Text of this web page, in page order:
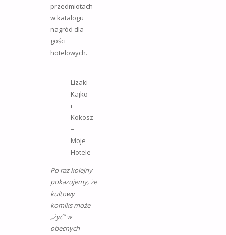
przedmiotach
w katalogu
nagród dla
gości
hotelowych.
Lizaki
Kajko
i
Kokosz
–
Moje
Hotele
Po raz kolejny
pokazujemy, że
kultowy
komiks może
„żyć” w
obecnych